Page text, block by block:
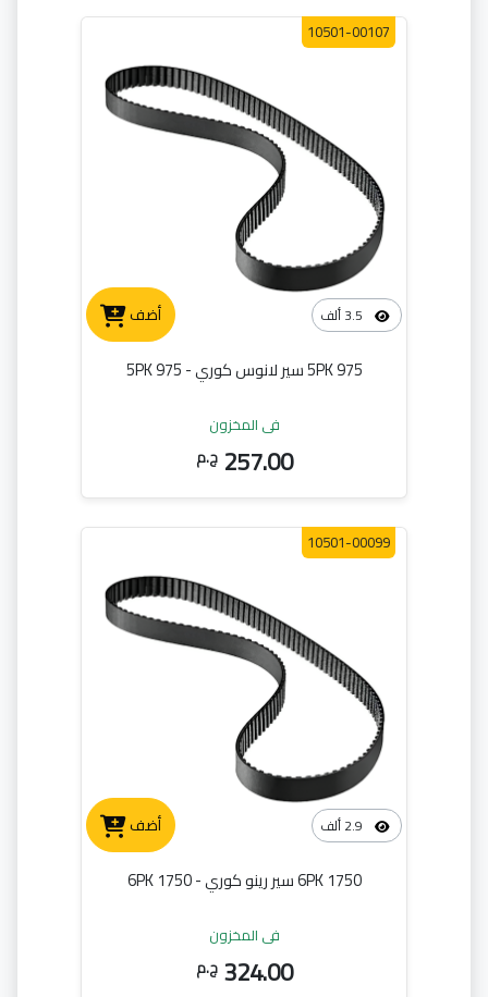
أضف
10501-00107
5PK 975 سير لانوس كوري - 5PK 975
في المخزون
257.00 ج.م
أضف
10501-00099
6PK 1750 سير رينو كوري - 6PK 1750
في المخزون
324.00 ج.م